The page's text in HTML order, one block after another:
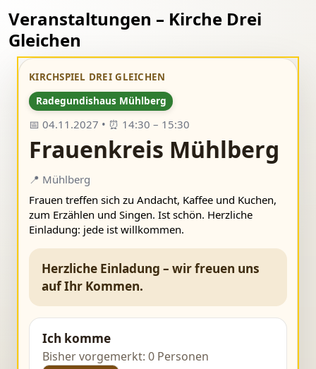
Veranstaltungen – Kirche Drei
Gleichen
KIRCHSPIEL DREI GLEICHEN
Radegundishaus Mühlberg
📅 04.11.2027 • ⏰ 14:30 – 15:30
Frauenkreis Mühlberg
📍 Mühlberg
Frauen treffen sich zu Andacht, Kaffee und Kuchen,
zum Erzählen und Singen. Ist schön. Herzliche
Einladung: jede ist willkommen.
Herzliche Einladung – wir freuen uns
auf Ihr Kommen.
Ich komme
Bisher vorgemerkt: 0 Personen